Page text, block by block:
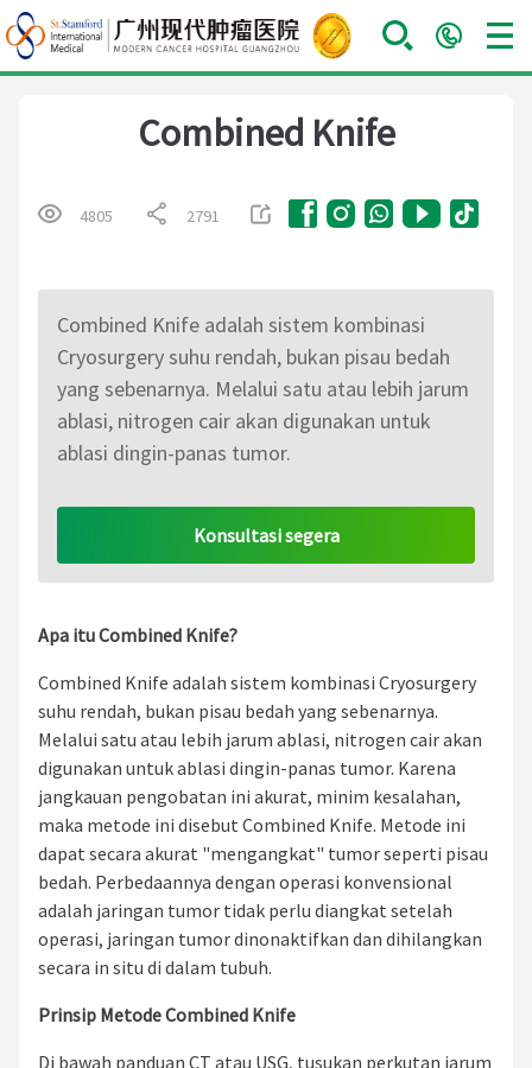
Combined Knife
4805 2791
Combined Knife adalah sistem kombinasi
Cryosurgery suhu rendah, bukan pisau bedah
yang sebenarnya. Melalui satu atau lebih jarum
ablasi, nitrogen cair akan digunakan untuk
ablasi dingin-panas tumor.
Konsultasi segera
Apa itu Combined Knife?
Combined Knife adalah sistem kombinasi Cryosurgery
suhu rendah, bukan pisau bedah yang sebenarnya.
Melalui satu atau lebih jarum ablasi, nitrogen cair akan
digunakan untuk ablasi dingin-panas tumor. Karena
jangkauan pengobatan ini akurat, minim kesalahan,
maka metode ini disebut Combined Knife. Metode ini
dapat secara akurat "mengangkat" tumor seperti pisau
bedah. Perbedaannya dengan operasi konvensional
adalah jaringan tumor tidak perlu diangkat setelah
operasi, jaringan tumor dinonaktifkan dan dihilangkan
secara in situ di dalam tubuh.
Prinsip Metode Combined Knife
Di bawah panduan CT atau USG, tusukan perkutan jarum